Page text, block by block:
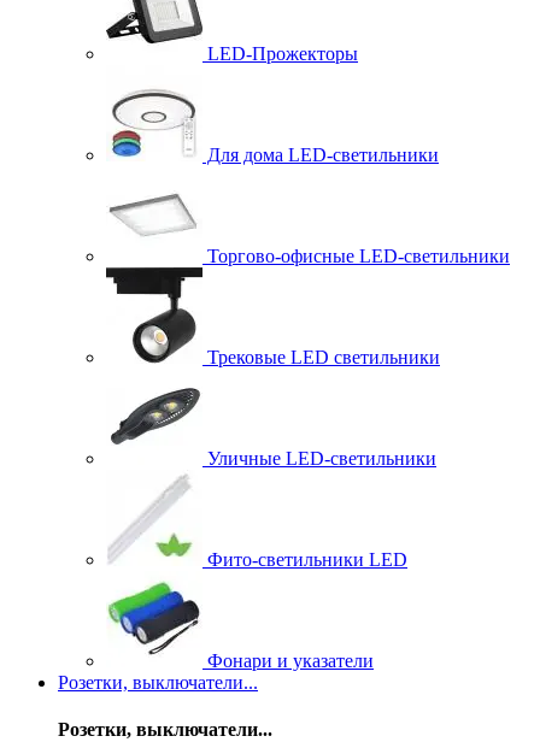
LED-Прожекторы
Для дома LED-светильники
Торгово-офисные LED-светильники
Трековые LED светильники
Уличные LED-светильники
Фито-светильники LED
Фонари и указатели
Розетки, выключатели...
Розетки, выключатели...